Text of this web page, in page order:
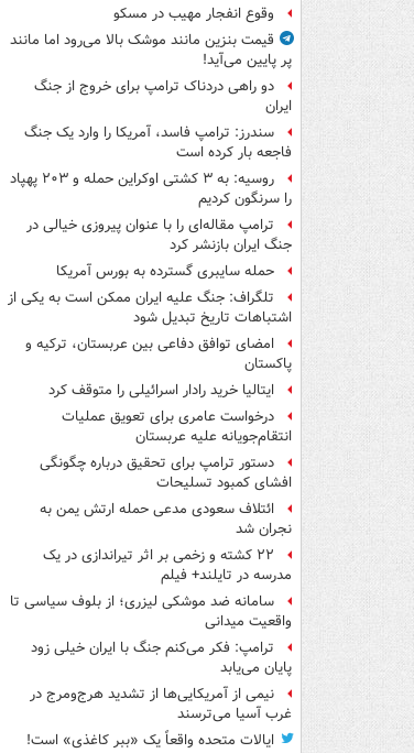
وقوع انفجار مهیب در مسکو
قیمت بنزین مانند موشک بالا می‌رود اما مانند
پر پایین می‌آید!
دو راهی دردناک ترامپ برای خروج از جنگ
ایران
سندرز: ترامپ فاسد، آمریکا را وارد یک جنگ
فاجعه بار کرده است
روسیه: به ۳ کشتی اوکراین حمله و ۲۰۳ پهپاد
را سرنگون کردیم
ترامپ مقاله‌ای را با عنوان پیروزی خیالی در
جنگ ایران بازنشر کرد
حمله سایبری گسترده به بورس آمریکا
تلگراف: جنگ علیه ایران ممکن است به یکی از
اشتباهات تاریخ تبدیل شود
امضای توافق دفاعی بین عربستان، ترکیه و
پاکستان
ایتالیا خرید رادار اسرائیلی را متوقف کرد
درخواست عامری برای تعویق عملیات
انتقام‌جویانه علیه عربستان
دستور ترامپ برای تحقیق درباره چگونگی
افشای کمبود تسلیحات
ائتلاف سعودی مدعی حمله ارتش یمن به
نجران شد
۲۲ کشته و زخمی بر اثر تیراندازی در یک
مدرسه در تایلند+ فیلم
سامانه ضد موشکی لیزری؛ از بلوف سیاسی تا
واقعیت میدانی
ترامپ: فکر می‌کنم جنگ با ایران خیلی زود
پایان می‌یابد
نیمی از آمریکایی‌ها از تشدید هرج‌ومرج در
غرب آسیا می‌ترسند
ایالات متحده واقعاً یک «ببر کاغذی» است!